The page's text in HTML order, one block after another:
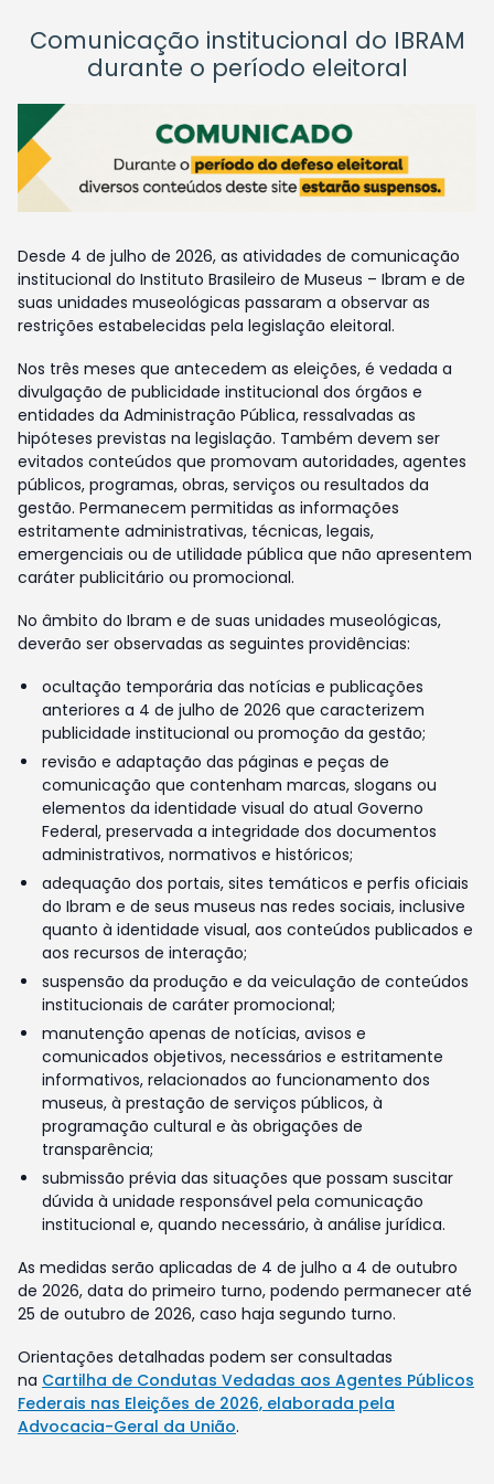
Comunicação institucional do IBRAM
durante o período eleitoral
Desde 4 de julho de 2026, as atividades de comunicação
institucional do Instituto Brasileiro de Museus – Ibram e de
suas unidades museológicas passaram a observar as
restrições estabelecidas pela legislação eleitoral.
Nos três meses que antecedem as eleições, é vedada a
divulgação de publicidade institucional dos órgãos e
entidades da Administração Pública, ressalvadas as
hipóteses previstas na legislação. Também devem ser
evitados conteúdos que promovam autoridades, agentes
públicos, programas, obras, serviços ou resultados da
gestão. Permanecem permitidas as informações
estritamente administrativas, técnicas, legais,
emergenciais ou de utilidade pública que não apresentem
caráter publicitário ou promocional.
No âmbito do Ibram e de suas unidades museológicas,
deverão ser observadas as seguintes providências:
ocultação temporária das notícias e publicações
anteriores a 4 de julho de 2026 que caracterizem
publicidade institucional ou promoção da gestão;
revisão e adaptação das páginas e peças de
comunicação que contenham marcas, slogans ou
elementos da identidade visual do atual Governo
Federal, preservada a integridade dos documentos
administrativos, normativos e históricos;
adequação dos portais, sites temáticos e perfis oficiais
do Ibram e de seus museus nas redes sociais, inclusive
quanto à identidade visual, aos conteúdos publicados e
aos recursos de interação;
suspensão da produção e da veiculação de conteúdos
institucionais de caráter promocional;
manutenção apenas de notícias, avisos e
comunicados objetivos, necessários e estritamente
informativos, relacionados ao funcionamento dos
museus, à prestação de serviços públicos, à
programação cultural e às obrigações de
transparência;
submissão prévia das situações que possam suscitar
dúvida à unidade responsável pela comunicação
institucional e, quando necessário, à análise jurídica.
As medidas serão aplicadas de 4 de julho a 4 de outubro
de 2026, data do primeiro turno, podendo permanecer até
25 de outubro de 2026, caso haja segundo turno.
Orientações detalhadas podem ser consultadas
na Cartilha de Condutas Vedadas aos Agentes Públicos
Federais nas Eleições de 2026, elaborada pela
Advocacia-Geral da União.